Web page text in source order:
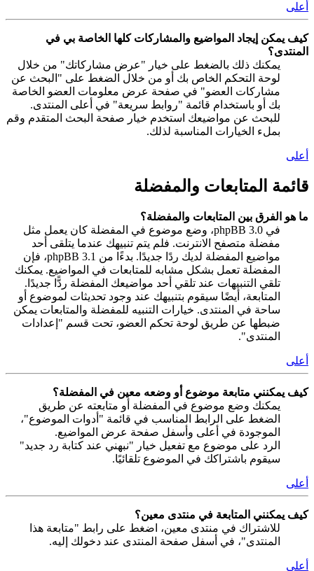
أعلى
كيف يمكن إيجاد المواضيع والمشاركات كلها الخاصة بي في
المنتدى؟
يمكنك ذلك بالضغط على خيار "عرض مشاركاتك" من خلال
لوحة التحكم الخاص بك أو من خلال الضغط على "البحث عن
مشاركات العضو" في صفحة عرض معلومات العضو الخاصة
بك أو باستخدام قائمة "روابط سريعة" في أعلى المنتدى.
للبحث عن مواضيعك استخدم خيار صفحة البحث المتقدم وقم
بملء الخيارات المناسبة لذلك.
أعلى
قائمة المتابعات والمفضلة
ما هو الفرق بين المتابعات والمفضلة؟
في phpBB 3.0، وضع موضوع في المفضلة كان يعمل مثل
مفضلة متصفح الانترنت. فلم يتم تنبيهك عندما يتلقى أحد
مواضيع المفضلة لديك ردًا جديدًا. بدءًا من phpBB 3.1، فإن
المفضلة تعمل بشكل مشابه للمتابعات في المواضيع. يمكنك
تلقي التنبيهات عند تلقي أحد مواضيعك المفضلة ردًّا جديدًا.
المتابعة، أيضًا سيقوم بتنبيهك عند وجود تحديثات لموضوع أو
ساحة في المنتدى. خيارات التنبيه للمفضلة والمتابعات يمكن
ضبطها عن طريق لوحة تحكم العضو، تحت قسم "إعدادات
المنتدى".
أعلى
كيف يمكنني متابعة موضوع أو وضعه معين في المفضلة؟
يمكنك وضع موضوع في المفضلة أو متابعته عن طريق
الضغط على الرابط المناسب في قائمة "أدوات الموضوع"،
الموجودة في أعلى وأسفل صفحة عرض المواضيع.
الرد على موضوع مع تفعيل خيار "نبهني عند كتابة رد جديد"
سيقوم باشتراكك في الموضوع تلقائيًا.
أعلى
كيف يمكنني المتابعة في منتدى معين؟
للاشتراك في منتدى معين، اضغط على رابط "متابعة هذا
المنتدى"، في أسفل صفحة المنتدى عند دخولك إليه.
أعلى